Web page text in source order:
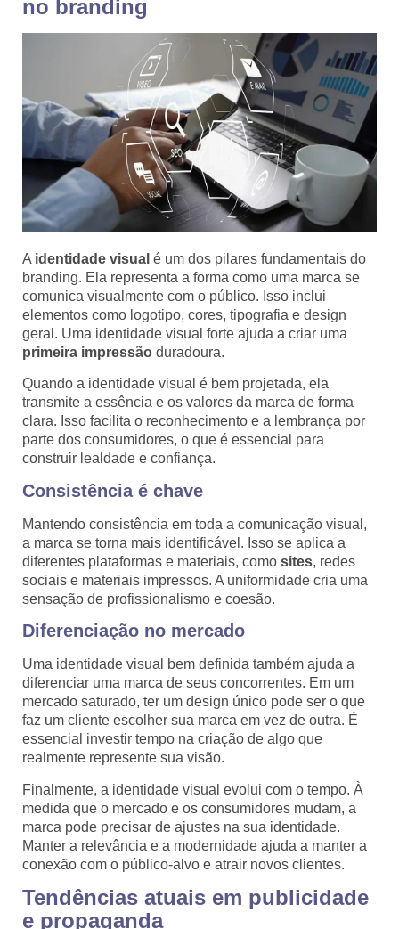
no branding
A identidade visual é um dos pilares fundamentais do
branding. Ela representa a forma como uma marca se
comunica visualmente com o público. Isso inclui
elementos como logotipo, cores, tipografia e design
geral. Uma identidade visual forte ajuda a criar uma
primeira impressão duradoura.
Quando a identidade visual é bem projetada, ela
transmite a essência e os valores da marca de forma
clara. Isso facilita o reconhecimento e a lembrança por
parte dos consumidores, o que é essencial para
construir lealdade e confiança.
Consistência é chave
Mantendo consistência em toda a comunicação visual,
a marca se torna mais identificável. Isso se aplica a
diferentes plataformas e materiais, como sites, redes
sociais e materiais impressos. A uniformidade cria uma
sensação de profissionalismo e coesão.
Diferenciação no mercado
Uma identidade visual bem definida também ajuda a
diferenciar uma marca de seus concorrentes. Em um
mercado saturado, ter um design único pode ser o que
faz um cliente escolher sua marca em vez de outra. É
essencial investir tempo na criação de algo que
realmente represente sua visão.
Finalmente, a identidade visual evolui com o tempo. À
medida que o mercado e os consumidores mudam, a
marca pode precisar de ajustes na sua identidade.
Manter a relevância e a modernidade ajuda a manter a
conexão com o público-alvo e atrair novos clientes.
Tendências atuais em publicidade
e propaganda